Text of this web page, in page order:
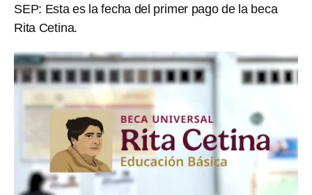
SEP: Esta es la fecha del primer pago de la beca
Rita Cetina.